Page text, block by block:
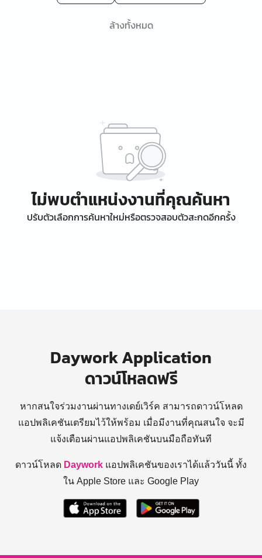
ล้างทั้งหมด
ไม่พบตำแหน่งงานที่คุณค้นหา
ปรับตัวเลือกการค้นหาใหม่หรือตรวจสอบตัวสะกดอีกครั้ง
Daywork Application
ดาวน์โหลดฟรี
หากสนใจร่วมงานผ่านทางเดย์เวิร์ค สามารถดาวน์โหลด
แอปพลิเคชันเตรียมไว้ให้พร้อม เมื่อมีงานที่คุณสนใจ จะมี
แจ้งเตือนผ่านแอปพลิเคชันบนมือถือทันที
ดาวน์โหลด Daywork แอปพลิเคชันของเราได้แล้ววันนี้ ทั้ง
ใน Apple Store และ Google Play